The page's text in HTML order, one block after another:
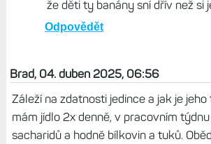
Petr, 05. duben 2025, 16:22